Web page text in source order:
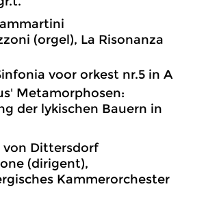
(orgel), La Risonanza
voor orkest nr.5 in A
Metamorphosen:
der lykischen Bauern in
von Dittersdorf
(dirigent),
Kammerorchester